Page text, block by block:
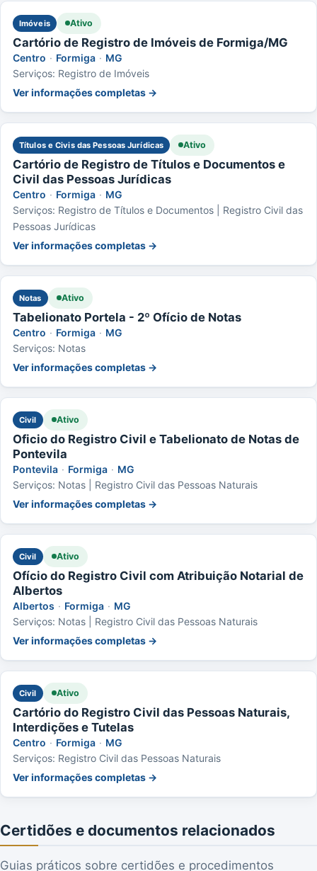
Imóveis Ativo
Cartório de Registro de Imóveis de Formiga/MG
Centro · Formiga · MG
Serviços: Registro de Imóveis
Ver informações completas →
Títulos e Civis das Pessoas Jurídicas Ativo
Cartório de Registro de Títulos e Documentos e
Civil das Pessoas Jurídicas
Centro · Formiga · MG
Serviços: Registro de Títulos e Documentos | Registro Civil das
Pessoas Jurídicas
Ver informações completas →
Notas Ativo
Tabelionato Portela - 2º Ofício de Notas
Centro · Formiga · MG
Serviços: Notas
Ver informações completas →
Civil Ativo
Oficio do Registro Civil e Tabelionato de Notas de
Pontevila
Pontevila · Formiga · MG
Serviços: Notas | Registro Civil das Pessoas Naturais
Ver informações completas →
Civil Ativo
Ofício do Registro Civil com Atribuição Notarial de
Albertos
Albertos · Formiga · MG
Serviços: Notas | Registro Civil das Pessoas Naturais
Ver informações completas →
Civil Ativo
Cartório do Registro Civil das Pessoas Naturais,
Interdições e Tutelas
Centro · Formiga · MG
Serviços: Registro Civil das Pessoas Naturais
Ver informações completas →
Certidões e documentos relacionados
Guias práticos sobre certidões e procedimentos